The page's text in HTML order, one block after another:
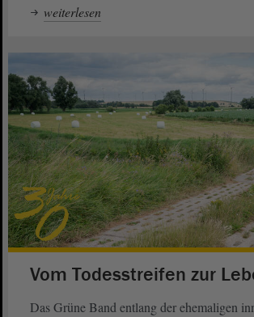
weiterlesen
Vom Todesstreifen zur
Das Grüne Band entlang der ehemaligen